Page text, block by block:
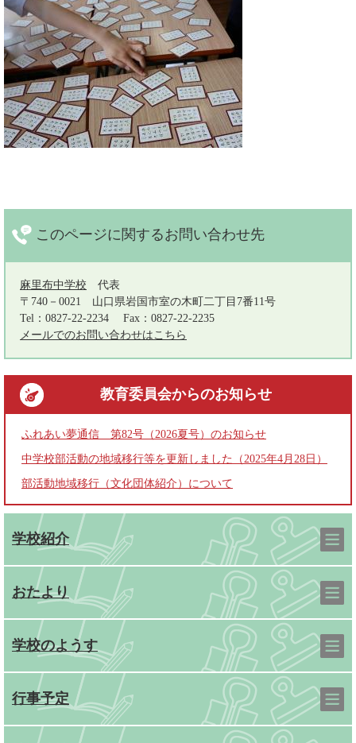
このページに関するお問い合わせ先
麻里布中学校
代表
〒740－0021
山口県岩国市室の木町二丁目7番11号
Tel：0827-22-2234
Fax：0827-22-2235
メールでのお問い合わせはこちら
教育委員会からのお知らせ
ふれあい夢通信 第82号（2026夏号）のお知らせ
中学校部活動の地域移行等を更新しました（2025年4月28日）
部活動地域移行（文化団体紹介）について
学校紹介
おたより
学校のようす
行事予定